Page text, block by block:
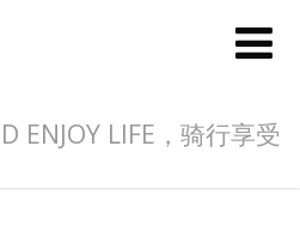
ENJOY LIFE，骑行享受